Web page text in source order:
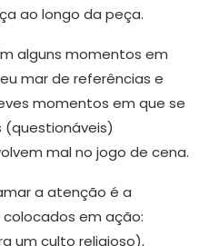
ao longo da peça.
alguns momentos em
mar de referências e
momentos em que se
mal no jogo de cena.
a atenção é a
em ação:
um culto religioso),